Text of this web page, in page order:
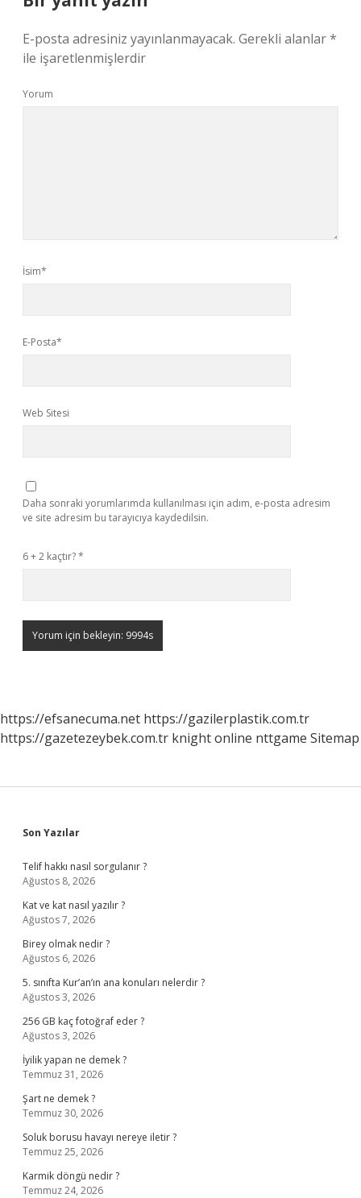
E-posta adresiniz yayınlanmayacak. Gerekli alanlar*
ile işaretlenmişlerdir
Yorum
İsim*
E-Posta*
Web Sitesi
Daha sonraki yorumlarımda kullanılması için adım, e-posta adresim
ve site adresim bu tarayıcıya kaydedilsin.
6 + 2 kaçtır?*
https://efsanecuma.net https://gazilerplastik.com.tr
https://gazetezeybek.com.tr knight online nttgame Sitemap
Sidebar
Son Yazılar
Telif hakkı nasıl sorgulanır ?
Ağustos 8, 2026
Kat ve kat nasıl yazılır ?
Ağustos 7, 2026
Birey olmak nedir ?
Ağustos 6, 2026
5. sınıfta Kur’an’ın ana konuları nelerdir ?
Ağustos 3, 2026
256 GB kaç fotoğraf eder ?
Ağustos 3, 2026
İyilik yapan ne demek ?
Temmuz 31, 2026
Şart ne demek ?
Temmuz 30, 2026
Soluk borusu havayı nereye iletir ?
Temmuz 25, 2026
Karmik döngü nedir ?
Temmuz 24, 2026